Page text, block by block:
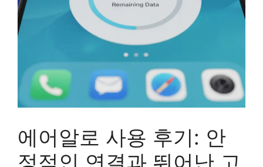
에어알로 사용 후기: 안
정적인 연결과 뛰어난 고